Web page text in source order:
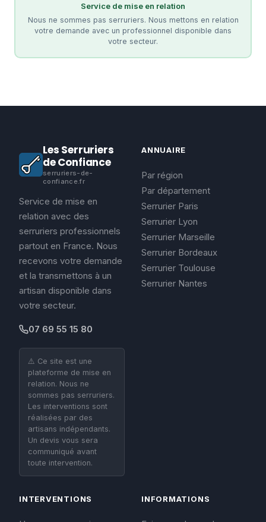
Service de mise en relation
Nous ne sommes pas serruriers. Nous mettons en relation
votre demande avec un professionnel disponible dans
votre secteur.
Les Serruriers
de Confiance
serruriers-de-
confiance.fr
Service de mise en
relation avec des
serruriers professionnels
partout en France. Nous
recevons votre demande
et la transmettons à un
artisan disponible dans
votre secteur.
07 69 55 15 80
⚠️ Ce site est une
plateforme de mise en
relation. Nous ne
sommes pas serruriers.
Les interventions sont
réalisées par des
artisans indépendants.
Un devis vous sera
communiqué avant
toute intervention.
ANNUAIRE
Par région
Par département
Serrurier Paris
Serrurier Lyon
Serrurier Marseille
Serrurier Bordeaux
Serrurier Toulouse
Serrurier Nantes
INTERVENTIONS INFORMATIONS